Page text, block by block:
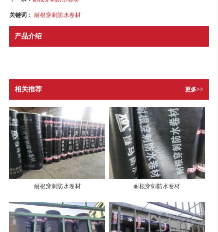
关键词：耐根穿刺防水卷材
产品介绍
相关推荐 更多>>
耐根穿刺防水卷材 耐根穿刺防水卷材